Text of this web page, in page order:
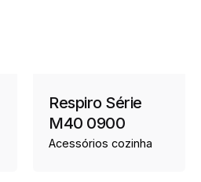
Respiro Série
M40 0900
Acessórios cozinha